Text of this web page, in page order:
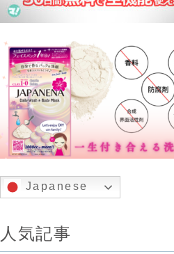
Japanese
人気記事